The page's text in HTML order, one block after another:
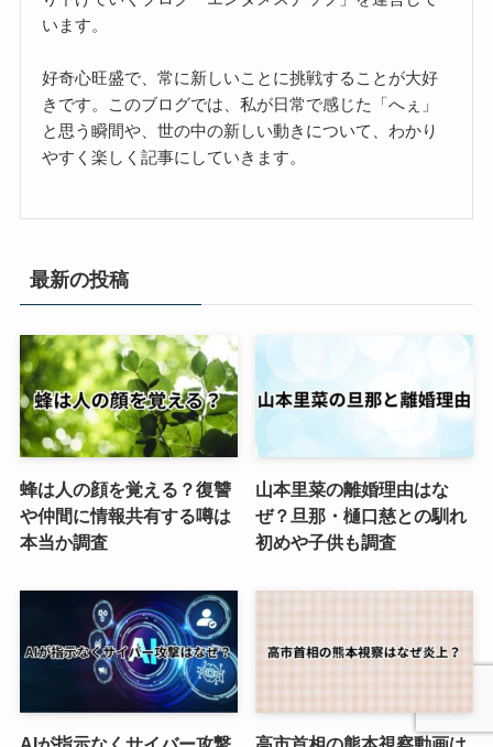
います。
好奇心旺盛で、常に新しいことに挑戦することが大好
きです。このブログでは、私が日常で感じた「へぇ」
と思う瞬間や、世の中の新しい動きについて、わかり
やすく楽しく記事にしていきます。
最新の投稿
蜂は人の顔を覚える？復讐
や仲間に情報共有する噂は
本当か調査
山本里菜の離婚理由はな
ぜ？旦那・樋口慈との馴れ
初めや子供も調査